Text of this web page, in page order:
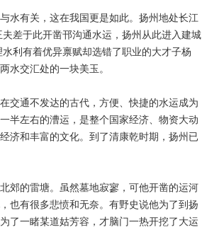
有关，这在我国更是如此。扬州地处长江
差于此开凿邗沟通水运，扬州从此进入建城
利有着优异禀赋却选错了职业的大才子杨
水交汇处的一块美玉。
通不发达的古代，方便、快捷的水运成为
半左右的漕运，是整个国家经济、物资大动
济和丰富的文化。到了清康乾时期，扬州已
的雷塘。虽然墓地寂寥，可他开凿的运河
也有很多悲愤和无奈。有野史说他为了到扬
了一睹某道姑芳容，才脑门一热开挖了大运